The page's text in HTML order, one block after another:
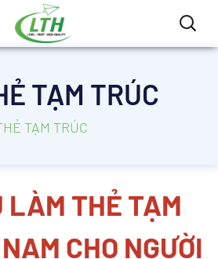
TẠM TRÚC
TẠM TRÚC
LÀM THẺ TẠM
CHO NGƯỜI